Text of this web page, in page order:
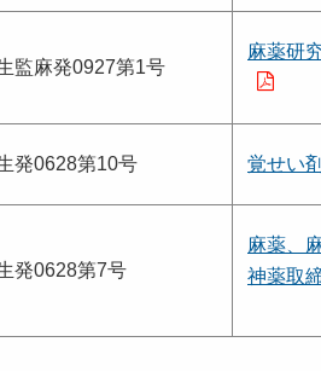
監麻発0927第1号
麻薬研
発0628第10号 覚せい
発0628第7号
麻薬、
神薬取